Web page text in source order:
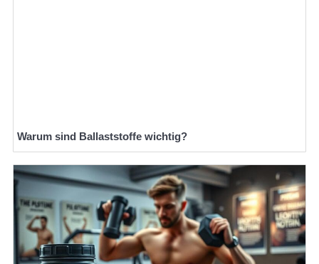
Warum sind Ballaststoffe wichtig?